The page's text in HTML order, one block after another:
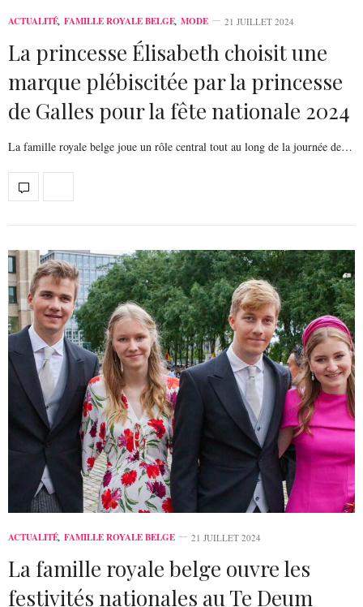
ACTUALITÉ, FAMILLE ROYALE BELGE, MODE 21 JUILLET 2024
La princesse Élisabeth choisit une
marque plébiscitée par la princesse
de Galles pour la fête nationale 2024
La famille royale belge joue un rôle central tout au long de la journée de…
ACTUALITÉ, FAMILLE ROYALE BELGE 21 JUILLET 2024
La famille royale belge ouvre les
festivités nationales au Te Deum